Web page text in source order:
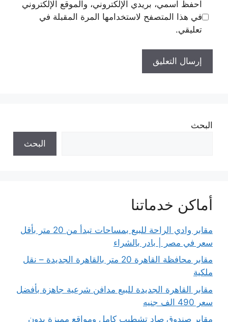
احفظ اسمي، بريدي الإلكتروني، والموقع الإلكتروني
في هذا المتصفح لاستخدامها المرة المقبلة في
تعليقي.
البحث
البحث
أماكن خدماتنا
مقابر وادي الراحة للبيع بمساحات تبدأ من 20 متر بأقل
سعر في مصر | بادر بالشراء
مقابر محافظة القاهرة 20 متر بالقاهرة الجديدة – نقل
ملكية
مقابر القاهرة الجديدة للبيع مدافن شرعية جاهزة بأفضل
سعر 490 الف جنيه
مقابر صندوق صاد تشطيب كامل ومواقع مميزة بدون